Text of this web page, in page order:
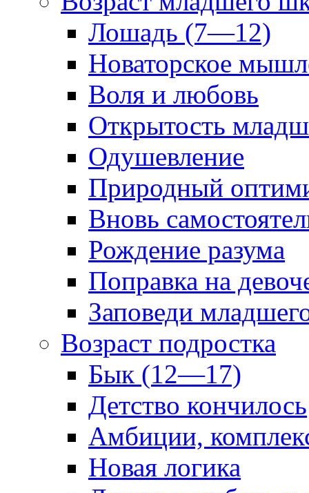
Лошадь (7—12)
Новаторское
Воля и любовь
Открытость
Одушевление
Природный
Вновь
Рождение разума
Поправка на
Заповеди
Возраст подростка
Бык (12—17)
Детство кончилось
Амбиции,
Новая логика